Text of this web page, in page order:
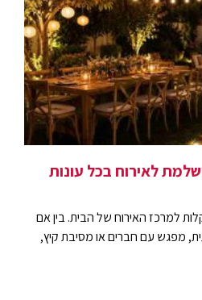
לאירוח בכל עונות
למרכז האירוח של הבית. בין אם
מפגש עם חברים או מסיבת קיץ,